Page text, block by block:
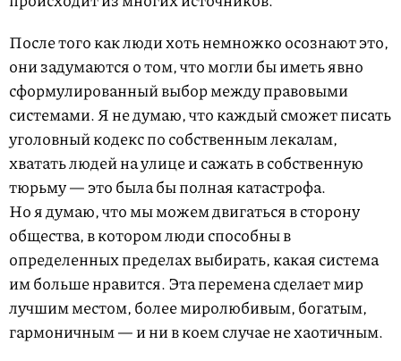
После того как люди хоть немножко осознают это,
они задумаются о том, что могли бы иметь явно
сформулированный выбор между правовыми
системами. Я не думаю, что каждый сможет писать
уголовный кодекс по собственным лекалам,
хватать людей на улице и сажать в собственную
тюрьму — это была бы полная катастрофа.
Но я думаю, что мы можем двигаться в сторону
общества, в котором люди способны в
определенных пределах выбирать, какая система
им больше нравится. Эта перемена сделает мир
лучшим местом, более миролюбивым, богатым,
гармоничным — и ни в коем случае не хаотичным.